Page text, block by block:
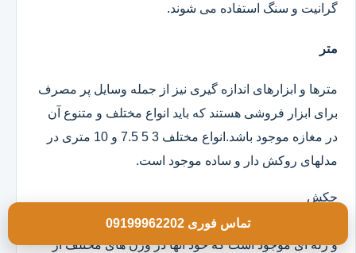
گرانیت و سنگ استفاده می شوند.
متر
مترها و ابزارهای اندازه گیری نیز از جمله وسایل پر مصرف
برای ابزار فروشی هستند که باید انواع مختلف و متنوع آن
در مغازه موجود باشد.انواع مختلف 3 5 7.5 و 10 متری در
مدلهای روکش دار و ساده موجود است.
چکش
انواع چکش در مدلهای تمام فلزی دسته چوبی تمام لاستیکی
و ژله ای موجود است که خود آنها در وزن های مختلف از
تماس فوری 09199962202